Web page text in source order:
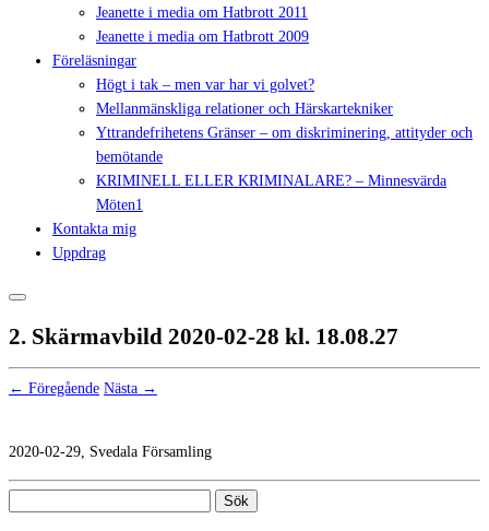
Jeanette i media om Hatbrott 2011
Jeanette i media om Hatbrott 2009
Föreläsningar
Högt i tak – men var har vi golvet?
Mellanmänskliga relationer och Härskartekniker
Yttrandefrihetens Gränser – om diskriminering, attityder och
bemötande
KRIMINELL ELLER KRIMINALARE? – Minnesvärda
Möten1
Kontakta mig
Uppdrag
2. Skärmavbild 2020-02-28 kl. 18.08.27
← Föregående Nästa →
2020-02-29, Svedala Församling